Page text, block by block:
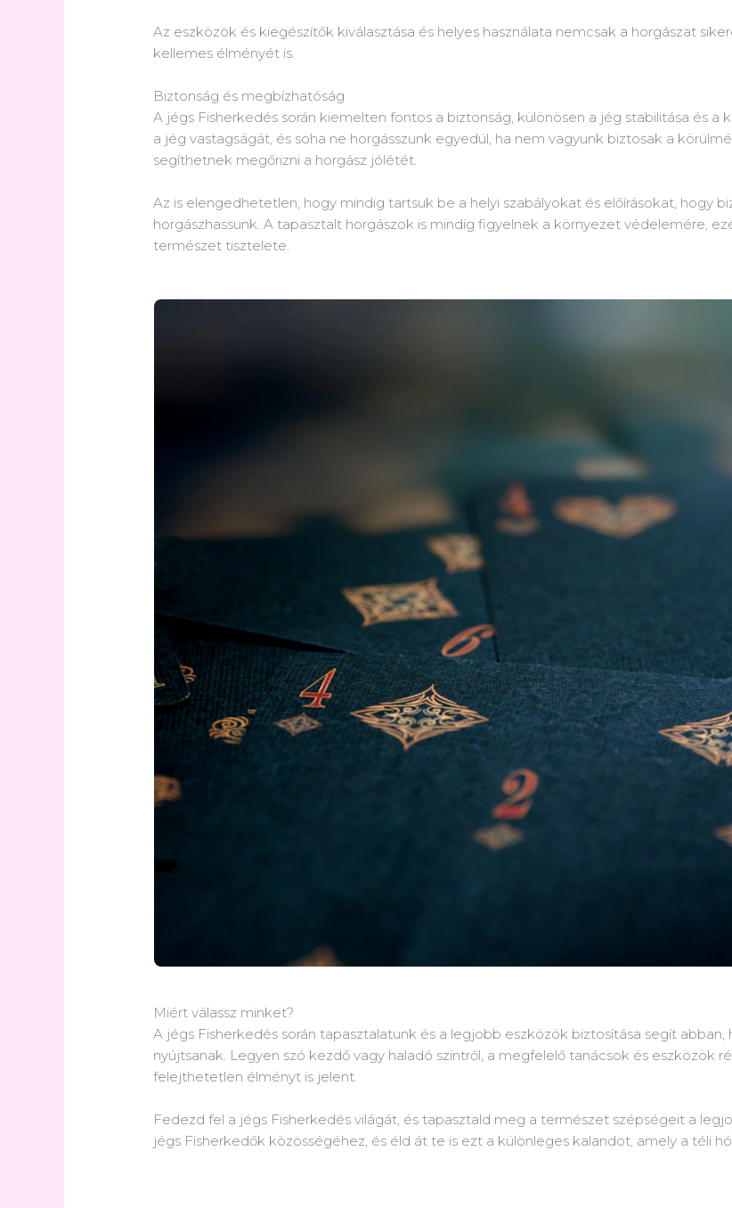
Az eszközök és kiegészítők kiválasztása és helyes használata nemcsak a horgászat
kellemes élményét is.
Biztonság és megbízhatóság
A jégs Fisherkedés során kiemelten fontos a biztonság, különösen a jég stabilitása és a
a jég vastagságát, és soha ne horgásszunk egyedül, ha nem vagyunk biztosak a
segíthetnek megőrizni a horgász jólétét.
Az is elengedhetetlen, hogy mindig tartsuk be a helyi szabályokat és előírásokat, hogy
horgászhassunk. A tapasztalt horgászok is mindig figyelnek a környezet védelemére,
természet tisztelete.
Miért válassz minket?
A jégs Fisherkedés során tapasztalatunk és a legjobb eszközök biztosítása segít
nyújtsanak. Legyen szó kezdő vagy haladó szintről, a megfelelő tanácsok és eszközök
felejthetetlen élményt is jelent.
Fedezd fel a jégs Fisherkedés világát, és tapasztald meg a természet szépségeit a
jégs Fisherkedők közösségéhez, és éld át te is ezt a különleges kalandot, amely a téli